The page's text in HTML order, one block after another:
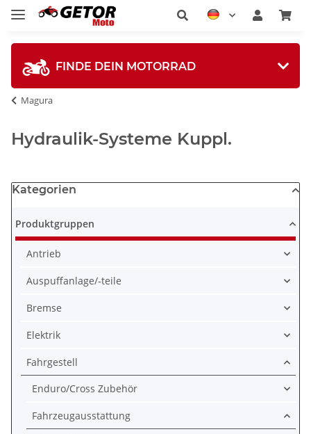
FINDE DEIN MOTORRAD
Magura
Hydraulik-Systeme Kuppl.
Kategorien
Produktgruppen
Antrieb
Auspuffanlage/-teile
Bremse
Elektrik
Fahrgestell
Enduro/Cross Zubehör
Fahrzeugausstattung